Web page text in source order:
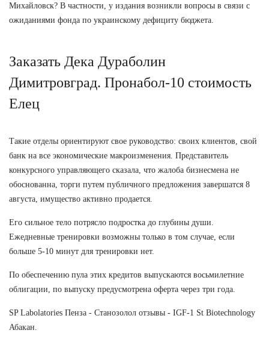
Михайловск? В частности, у издания возникли вопросы в связи с
ожиданиями фонда по украинскому дефициту бюджета.
Заказать Дека Дураболин
Димитровград. Пронабол-10 стоимость
Елец
Такие отделы ориентируют свое руководство: своих клиентов, свой
банк на все экономические макроизменения. Представитель
конкурсного управляющего сказала, что жалоба бизнесмена не
обоснованна, торги путем публичного предложения завершатся 8
августа, имущество активно продается.
Его сильное тело потрясло подростка до глубины души.
Ежедневные тренировки возможны только в том случае, если
больше 5-10 минут для тренировки нет.
По обеспечению пула этих кредитов выпускаются восьмилетние
облигации, по выпуску предусмотрена оферта через три года.
SP Labolatories Пенза - Станозолол отзывы - IGF-1 St Biotechnology
Абакан.